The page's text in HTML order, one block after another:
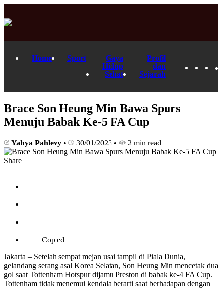
Home Sport
Gaya
Hidup
Sehat
Profil
dan
Sejarah
Brace Son Heung Min Bawa Spurs
Menuju Babak Ke-5 FA Cup
Yahya Pahlevy • 30/01/2023 • 2 min read
Share
Copied
Jakarta – Setelah sempat mejan usai tampil di Piala Dunia,
gelandang serang asal Korea Selatan, Son Heung Min mencetak dua
gol saat Tottenham Hotspur dijamu Preston di babak ke-4 FA Cup.
Tottenham tidak menemui kendala berarti saat berhadapan dengan